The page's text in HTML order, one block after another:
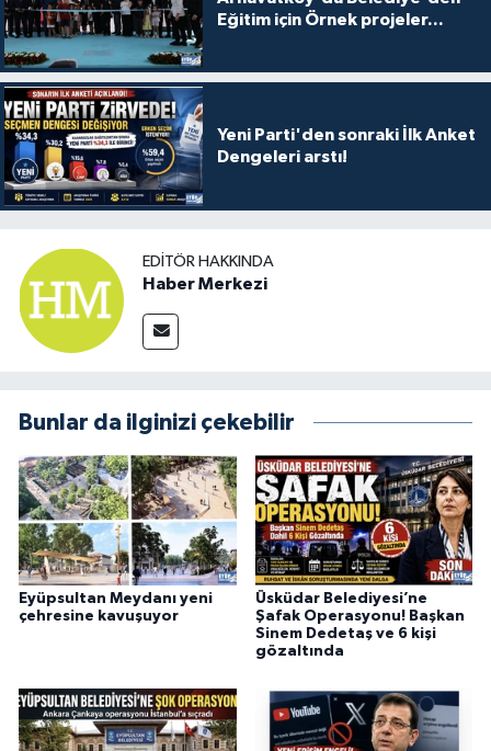
Eğitim için Örnek projeler...
Yeni Parti'den sonraki İlk Anket
Dengeleri arstı!
EDITÖR HAKKINDA
Haber Merkezi
Bunlar da ilginizi çekebilir
Eyüpsultan Meydanı yeni
çehresine kavuşuyor
Üsküdar Belediyesi’ne
Şafak Operasyonu! Başkan
Sinem Dedetaş ve 6 kişi
gözaltında